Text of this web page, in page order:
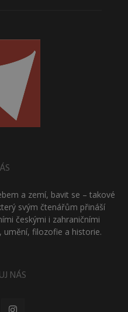
a zemí, bavit se – takové
svým čtenářům přináší
českými i zahraničními
filozofie a historie.
NÁS